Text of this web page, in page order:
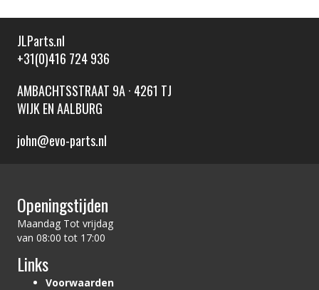
JLParts.nl
+31(0)416 724 936
AMBACHTSSTRAAT 9A · 4261 TJ
WIJK EN AALBURG
john@evo-parts.nl
Openingstijden
Maandag Tot vrijdag
van 08:00 tot 17:00
Links
Voorwaarden